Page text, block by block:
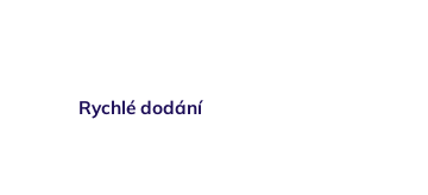
Rychlé dodání